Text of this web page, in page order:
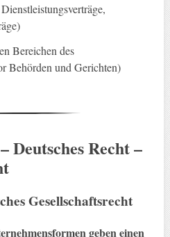
Bereichen des
Behörden und Gerichten)
Deutsches Recht –
Gesellschaftsrecht
geben einen